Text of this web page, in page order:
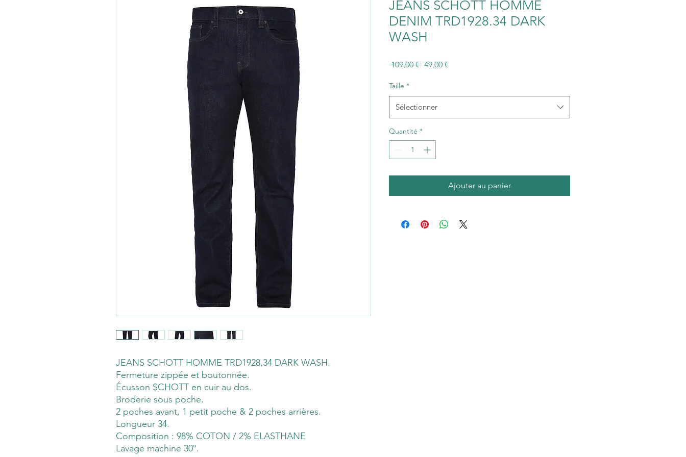
JEANS SCHOTT HOMME TRD1928.34 DARK WASH.
Fermeture zippée et boutonnée.
Écusson SCHOTT en cuir au dos.
Broderie sous poche.
2 poches avant, 1 petit poche & 2 poches arrières.
Longueur 34.
Composition : 98% COTON / 2% ELASTHANE
Lavage machine 30°.
JEANS SCHOTT HOMME
DENIM TRD1928.34 DARK
WASH
109,00 € Prix
49,00 €
Taille *
Sélectionner
Quantité *
Ajouter au panier